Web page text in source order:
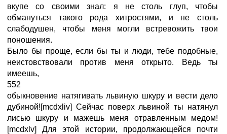
вкупе со своими знал: я не столь глуп, чтобы
обмануться такого рода хитростями, и не столь
слабодушен, чтобы меня могли встревожить твои
поношения.
Было бы проще, если бы ты и люди, тебе подобные,
неистовствовали против меня открыто. Ведь ты
имеешь,
552
обыкновение натягивать львиную шкуру и вести дело
дубиной![mcdxliv] Сейчас поверх львиной ты натянул
лисью шкуру и мажешь меня отравленным медом!
[mcdxlv] Для этой истории, продолжающейся почти